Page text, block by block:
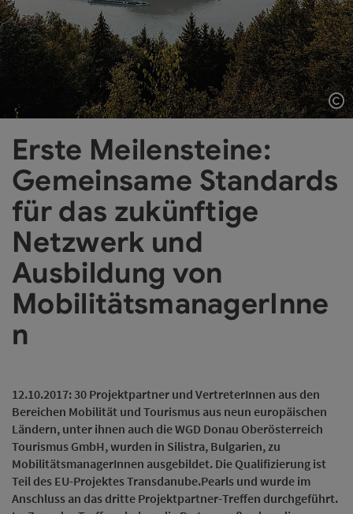
Erste Meilensteine:
Gemeinsame Standards
für das zukünftige
Netzwerk und
Ausbildung von
MobilitätsmanagerInne
n
12.10.2017: 30 Projektpartner und VertreterInnen aus den
Bereichen Mobilität und Tourismus aus neun europäischen
Ländern, unter ihnen auch die WGD Donau Oberösterreich
Tourismus GmbH, wurden in Silistra, Bulgarien, zu
MobilitätsmanagerInnen ausgebildet. Die Qualifizierung ist
Teil des EU-Projektes Transdanube.Pearls und wurde im
Anschluss an das dritte Projektpartner-Treffen durchgeführt.